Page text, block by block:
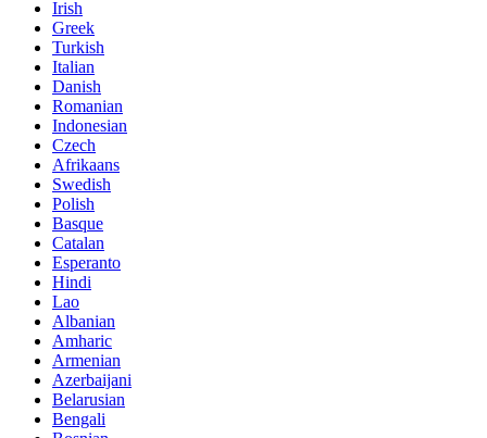
Irish
Greek
Turkish
Italian
Danish
Romanian
Indonesian
Czech
Afrikaans
Swedish
Polish
Basque
Catalan
Esperanto
Hindi
Lao
Albanian
Amharic
Armenian
Azerbaijani
Belarusian
Bengali